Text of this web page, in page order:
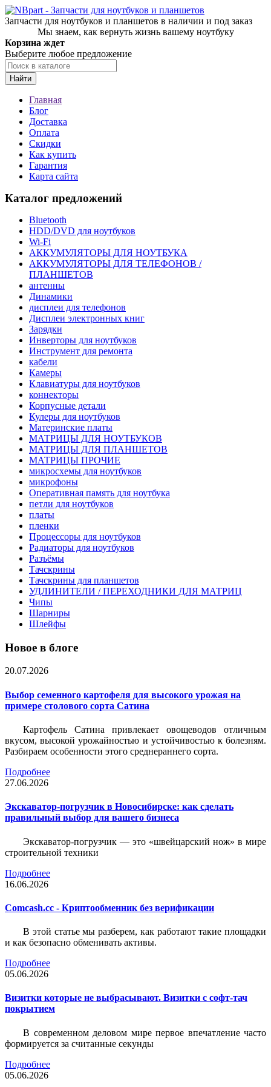
Запчасти для ноутбуков и планшетов в наличии и под заказ
Мы знаем, как вернуть жизнь вашему ноутбуку
Корзина ждет
Выберите любое предложение
Найти
Главная
Блог
Доставка
Оплата
Скидки
Как купить
Гарантия
Карта сайта
Каталог предложений
Bluetooth
HDD/DVD для ноутбуков
Wi-Fi
АККУМУЛЯТОРЫ ДЛЯ НОУТБУКА
АККУМУЛЯТОРЫ ДЛЯ ТЕЛЕФОНОВ /
ПЛАНШЕТОВ
антенны
Динамики
дисплеи для телефонов
Дисплеи электронных книг
Зарядки
Инверторы для ноутбуков
Инструмент для ремонта
кабели
Камеры
Клавиатуры для ноутбуков
коннекторы
Корпусные детали
Кулеры для ноутбуков
Материнские платы
МАТРИЦЫ ДЛЯ НОУТБУКОВ
МАТРИЦЫ ДЛЯ ПЛАНШЕТОВ
МАТРИЦЫ ПРОЧИЕ
микросхемы для ноутбуков
микрофоны
Оперативная память для ноутбука
петли для ноутбуков
платы
пленки
Процессоры для ноутбуков
Радиаторы для ноутбуков
Разъёмы
Тачскрины
Тачскрины для планшетов
УДЛИНИТЕЛИ / ПЕРЕХОДНИКИ ДЛЯ МАТРИЦ
Чипы
Шарниры
Шлейфы
Новое в блоге
20.07.2026
Выбор семенного картофеля для высокого урожая на
примере столового сорта Сатина
Картофель Сатина привлекает овощеводов отличным
вкусом, высокой урожайностью и устойчивостью к болезням.
Разбираем особенности этого среднераннего сорта.
Подробнее
27.06.2026
Экскаватор-погрузчик в Новосибирске: как сделать
правильный выбор для вашего бизнеса
Экскаватор-погрузчик — это «швейцарский нож» в мире
строительной техники
Подробнее
16.06.2026
Comcash.cc - Криптообменник без верификации
В этой статье мы разберем, как работают такие площадки
и как безопасно обменивать активы.
Подробнее
05.06.2026
Визитки которые не выбрасывают. Визитки с софт-тач
покрытием
В современном деловом мире первое впечатление часто
формируется за считанные секунды
Подробнее
05.06.2026